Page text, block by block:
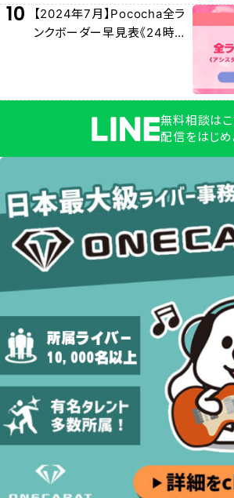
10
【2024年7月】Pococha全ラ
ンクボーダー早見表《24時締
無料相談はこ
配信をはじめ